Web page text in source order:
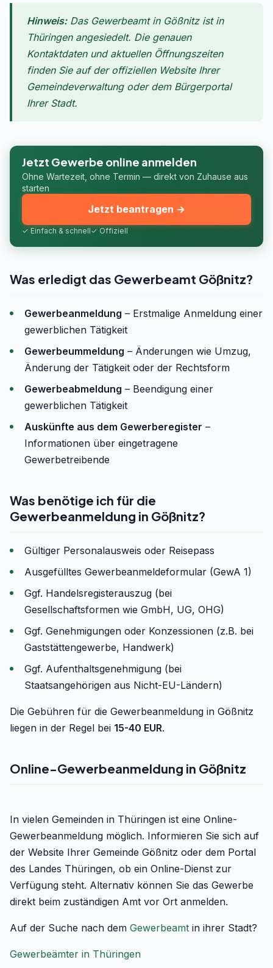
Hinweis:Das Gewerbeamt in Gößnitz ist in
Thüringen angesiedelt. Die genauen
Kontaktdaten und aktuellen Öffnungszeiten
finden Sie auf der offiziellen Website Ihrer
Gemeindeverwaltung oder dem Bürgerportal
Ihrer Stadt.
Jetzt Gewerbe online anmelden
Ohne Wartezeit, ohne Termin — direkt von Zuhause aus
starten
✓ Einfach & schnell✓ Offiziell
Jetzt beantragen →
Was erledigt das Gewerbeamt Gößnitz?
Gewerbeanmeldung – Erstmalige Anmeldung einer
gewerblichen Tätigkeit
Gewerbeummeldung – Änderungen wie Umzug,
Änderung der Tätigkeit oder der Rechtsform
Gewerbeabmeldung – Beendigung einer
gewerblichen Tätigkeit
Auskünfte aus dem Gewerberegister –
Informationen über eingetragene
Gewerbetreibende
Was benötige ich für die
Gewerbeanmeldung in Gößnitz?
Gültiger Personalausweis oder Reisepass
Ausgefülltes Gewerbeanmeldeformular (GewA 1)
Ggf. Handelsregisterauszug (bei
Gesellschaftsformen wie GmbH, UG, OHG)
Ggf. Genehmigungen oder Konzessionen (z.B. bei
Gaststättengewerbe, Handwerk)
Ggf. Aufenthaltsgenehmigung (bei
Staatsangehörigen aus Nicht-EU-Ländern)
Die Gebühren für die Gewerbeanmeldung in Gößnitz
liegen in der Regel bei 15-40 EUR.
Online-Gewerbeanmeldung in Gößnitz
In vielen Gemeinden in Thüringen ist eine Online-
Gewerbeanmeldung möglich. Informieren Sie sich auf
der Website Ihrer Gemeinde Gößnitz oder dem Portal
des Landes Thüringen, ob ein Online-Dienst zur
Verfügung steht. Alternativ können Sie das Gewerbe
direkt beim zuständigen Amt vor Ort anmelden.
Auf der Suche nach dem Gewerbeamt in ihrer Stadt?
Gewerbeämter in Thüringen